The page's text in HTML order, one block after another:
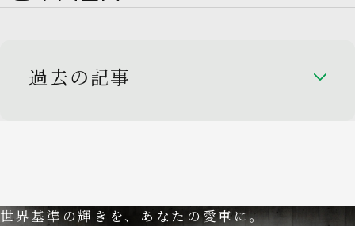
過去の記事
世界基準の輝きを、あなたの愛車に。